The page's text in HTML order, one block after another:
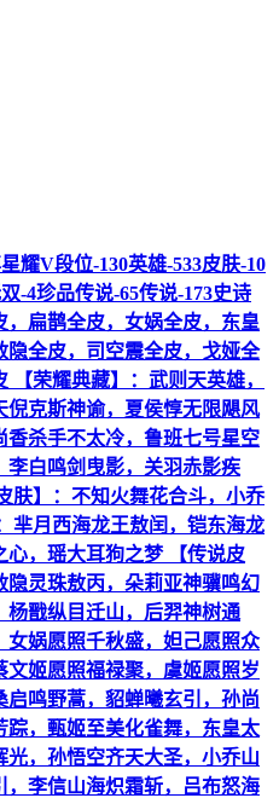
耀V段位-130英雄-533皮肤-10
-4珍品传说-65传说-173史诗
，扁鹊全皮，女娲全皮，东皇
隐全皮，司空震全皮，戈娅全
【荣耀典藏】：武则天英雄，
倪克斯神谕，夏侯惇无限飓风
香杀手不太冷，鲁班七号星空
李白鸣剑曳影，关羽赤影疾
肤】：不知火舞花合斗，小乔
芈月西海龙王敖闰，铠东海龙
心，瑶大耳狗之梦 【传说皮
隐灵珠敖丙，朵莉亚神骥鸣幻
杨戬纵目迁山，后羿神树通
女娲愿照千秋盛，妲己愿照众
姬愿照福禄聚，虞姬愿照岁
启鸣野蒿，貂蝉曦玄引，孙尚
踪，甄姬至美化雀舞，东皇太
，孙悟空齐天大圣，小乔山
，李信山海炽霜斩，吕布怒海